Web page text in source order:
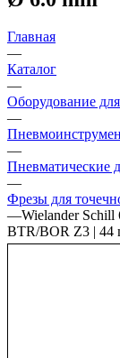
Главная
—
Каталог
—
Оборудование
—
—
Пневматические
—
Фрезы для
—Wielander Schill
BTR/BOR Z3 | 44